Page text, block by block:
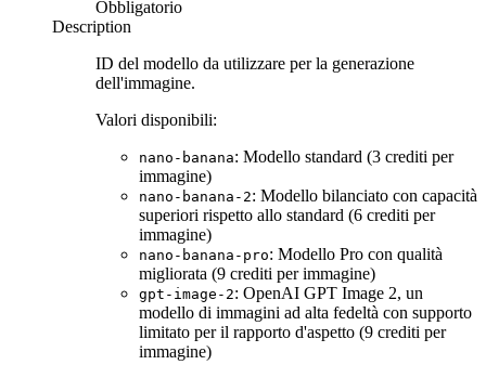
Obbligatorio
Description
ID del modello da utilizzare per la generazione
dell'immagine.
Valori disponibili:
nano-banana: Modello standard (3 crediti per
immagine)
nano-banana-2: Modello bilanciato con capacità
superiori rispetto allo standard (6 crediti per
immagine)
nano-banana-pro: Modello Pro con qualità
migliorata (9 crediti per immagine)
gpt-image-2: OpenAI GPT Image 2, un
modello di immagini ad alta fedeltà con supporto
limitato per il rapporto d'aspetto (9 crediti per
immagine)